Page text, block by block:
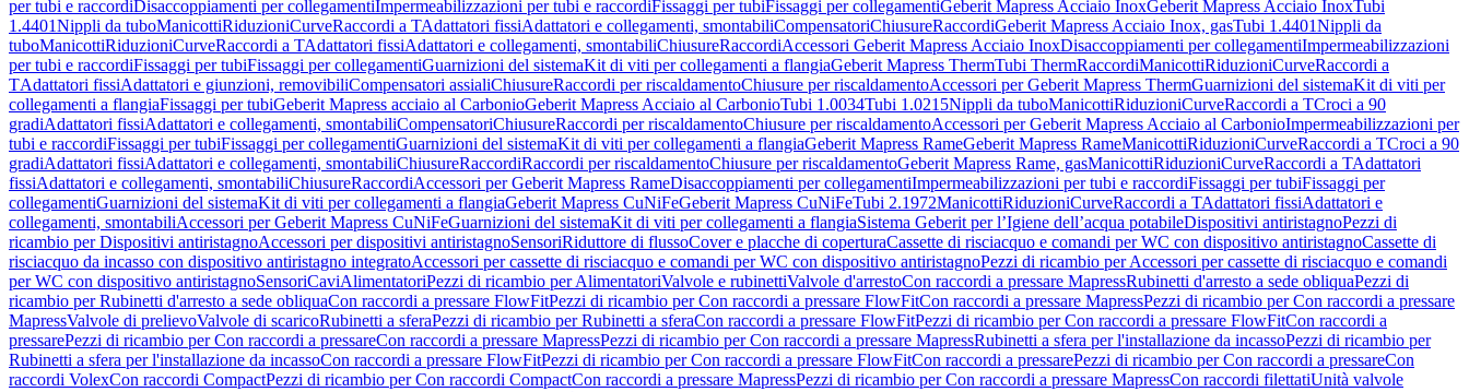
per tubi e raccordiDisaccoppiamenti per collegamentiImpermeabilizzazioni per tubi e raccordiFissaggi per tubiFissaggi per collegamentiGeberit Mapress Acciaio InoxGeberit Mapress Acciaio InoxTubi
1.4401Nippli da tuboManicottiRiduzioniCurveRaccordi a TAdattatori fissiAdattatori e collegamenti, smontabiliCompensatoriChiusureRaccordiGeberit Mapress Acciaio Inox, gasTubi 1.4401Nippli da
tuboManicottiRiduzioniCurveRaccordi a TAdattatori fissiAdattatori e collegamenti, smontabiliChiusureRaccordiAccessori Geberit Mapress Acciaio InoxDisaccoppiamenti per collegamentiImpermeabilizzazioni
per tubi e raccordiFissaggi per tubiFissaggi per collegamentiGuarnizioni del sistemaKit di viti per collegamenti a flangiaGeberit Mapress ThermTubi ThermRaccordiManicottiRiduzioniCurveRaccordi a
TAdattatori fissiAdattatori e giunzioni, removibiliCompensatori assialiChiusureRaccordi per riscaldamentoChiusure per riscaldamentoAccessori per Geberit Mapress ThermGuarnizioni del sistemaKit di viti per
collegamenti a flangiaFissaggi per tubiGeberit Mapress acciaio al CarbonioGeberit Mapress Acciaio al CarbonioTubi 1.0034Tubi 1.0215Nippli da tuboManicottiRiduzioniCurveRaccordi a TCroci a 90
gradiAdattatori fissiAdattatori e collegamenti, smontabiliCompensatoriChiusureRaccordi per riscaldamentoChiusure per riscaldamentoAccessori per Geberit Mapress Acciaio al CarbonioImpermeabilizzazioni per
tubi e raccordiFissaggi per tubiFissaggi per collegamentiGuarnizioni del sistemaKit di viti per collegamenti a flangiaGeberit Mapress RameGeberit Mapress RameManicottiRiduzioniCurveRaccordi a TCroci a 90
gradiAdattatori fissiAdattatori e collegamenti, smontabiliChiusureRaccordiRaccordi per riscaldamentoChiusure per riscaldamentoGeberit Mapress Rame, gasManicottiRiduzioniCurveRaccordi a TAdattatori
fissiAdattatori e collegamenti, smontabiliChiusureRaccordiAccessori per Geberit Mapress RameDisaccoppiamenti per collegamentiImpermeabilizzazioni per tubi e raccordiFissaggi per tubiFissaggi per
collegamentiGuarnizioni del sistemaKit di viti per collegamenti a flangiaGeberit Mapress CuNiFeGeberit Mapress CuNiFeTubi 2.1972ManicottiRiduzioniCurveRaccordi a TAdattatori fissiAdattatori e
collegamenti, smontabiliAccessori per Geberit Mapress CuNiFeGuarnizioni del sistemaKit di viti per collegamenti a flangiaSistema Geberit per l’Igiene dell’acqua potabileDispositivi antiristagnoPezzi di
ricambio per Dispositivi antiristagnoAccessori per dispositivi antiristagnoSensoriRiduttore di flussoCover e placche di coperturaCassette di risciacquo e comandi per WC con dispositivo antiristagnoCassette di
risciacquo da incasso con dispositivo antiristagno integratoAccessori per cassette di risciacquo e comandi per WC con dispositivo antiristagnoPezzi di ricambio per Accessori per cassette di risciacquo e comandi
per WC con dispositivo antiristagnoSensoriCaviAlimentatoriPezzi di ricambio per AlimentatoriValvole e rubinettiValvole d'arrestoCon raccordi a pressare MapressRubinetti d'arresto a sede obliquaPezzi di
ricambio per Rubinetti d'arresto a sede obliquaCon raccordi a pressare FlowFitPezzi di ricambio per Con raccordi a pressare FlowFitCon raccordi a pressare MapressPezzi di ricambio per Con raccordi a pressare
MapressValvole di prelievoValvole di scaricoRubinetti a sferaPezzi di ricambio per Rubinetti a sferaCon raccordi a pressare FlowFitPezzi di ricambio per Con raccordi a pressare FlowFitCon raccordi a
pressarePezzi di ricambio per Con raccordi a pressareCon raccordi a pressare MapressPezzi di ricambio per Con raccordi a pressare MapressRubinetti a sfera per l'installazione da incassoPezzi di ricambio per
Rubinetti a sfera per l'installazione da incassoCon raccordi a pressare FlowFitPezzi di ricambio per Con raccordi a pressare FlowFitCon raccordi a pressarePezzi di ricambio per Con raccordi a pressareCon
raccordi VolexCon raccordi CompactPezzi di ricambio per Con raccordi CompactCon raccordi a pressare MapressPezzi di ricambio per Con raccordi a pressare MapressCon raccordi filettatiUnità valvole